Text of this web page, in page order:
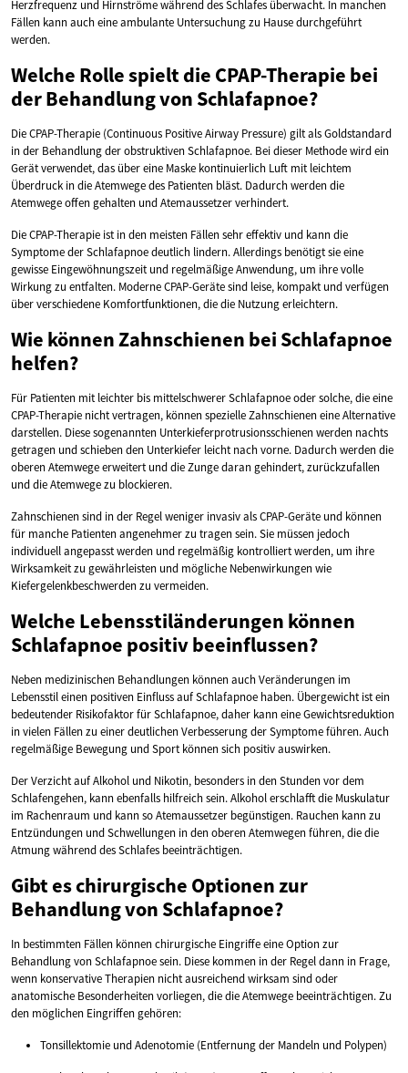
Herzfrequenz und Hirnströme während des Schlafes überwacht. In manchen
Fällen kann auch eine ambulante Untersuchung zu Hause durchgeführt
werden.
Welche Rolle spielt die CPAP-Therapie bei
der Behandlung von Schlafapnoe?
Die CPAP-Therapie (Continuous Positive Airway Pressure) gilt als Goldstandard
in der Behandlung der obstruktiven Schlafapnoe. Bei dieser Methode wird ein
Gerät verwendet, das über eine Maske kontinuierlich Luft mit leichtem
Überdruck in die Atemwege des Patienten bläst. Dadurch werden die
Atemwege offen gehalten und Atemaussetzer verhindert.
Die CPAP-Therapie ist in den meisten Fällen sehr effektiv und kann die
Symptome der Schlafapnoe deutlich lindern. Allerdings benötigt sie eine
gewisse Eingewöhnungszeit und regelmäßige Anwendung, um ihre volle
Wirkung zu entfalten. Moderne CPAP-Geräte sind leise, kompakt und verfügen
über verschiedene Komfortfunktionen, die die Nutzung erleichtern.
Wie können Zahnschienen bei Schlafapnoe
helfen?
Für Patienten mit leichter bis mittelschwerer Schlafapnoe oder solche, die eine
CPAP-Therapie nicht vertragen, können spezielle Zahnschienen eine Alternative
darstellen. Diese sogenannten Unterkieferprotrusionsschienen werden nachts
getragen und schieben den Unterkiefer leicht nach vorne. Dadurch werden die
oberen Atemwege erweitert und die Zunge daran gehindert, zurückzufallen
und die Atemwege zu blockieren.
Zahnschienen sind in der Regel weniger invasiv als CPAP-Geräte und können
für manche Patienten angenehmer zu tragen sein. Sie müssen jedoch
individuell angepasst werden und regelmäßig kontrolliert werden, um ihre
Wirksamkeit zu gewährleisten und mögliche Nebenwirkungen wie
Kiefergelenkbeschwerden zu vermeiden.
Welche Lebensstiländerungen können
Schlafapnoe positiv beeinflussen?
Neben medizinischen Behandlungen können auch Veränderungen im
Lebensstil einen positiven Einfluss auf Schlafapnoe haben. Übergewicht ist ein
bedeutender Risikofaktor für Schlafapnoe, daher kann eine Gewichtsreduktion
in vielen Fällen zu einer deutlichen Verbesserung der Symptome führen. Auch
regelmäßige Bewegung und Sport können sich positiv auswirken.
Der Verzicht auf Alkohol und Nikotin, besonders in den Stunden vor dem
Schlafengehen, kann ebenfalls hilfreich sein. Alkohol erschlafft die Muskulatur
im Rachenraum und kann so Atemaussetzer begünstigen. Rauchen kann zu
Entzündungen und Schwellungen in den oberen Atemwegen führen, die die
Atmung während des Schlafes beeinträchtigen.
Gibt es chirurgische Optionen zur
Behandlung von Schlafapnoe?
In bestimmten Fällen können chirurgische Eingriffe eine Option zur
Behandlung von Schlafapnoe sein. Diese kommen in der Regel dann in Frage,
wenn konservative Therapien nicht ausreichend wirksam sind oder
anatomische Besonderheiten vorliegen, die die Atemwege beeinträchtigen. Zu
den möglichen Eingriffen gehören:
Tonsillektomie und Adenotomie (Entfernung der Mandeln und Polypen)